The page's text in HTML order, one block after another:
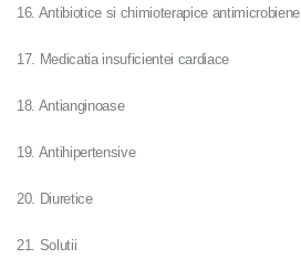
16. Antibiotice si chimioterapice antimicrobiene
17. Medicatia insuficientei cardiace
18. Antianginoase
19. Antihipertensive
20. Diuretice
21. Solutii